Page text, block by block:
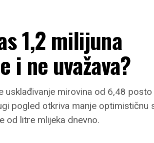
1,2 milijuna
i ne uvažava?
usklađivanje mirovina od 6,48
pogled otkriva manje optimističnu
od litre mlijeka dnevno.